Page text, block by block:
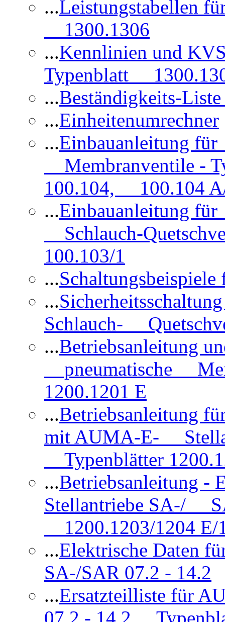
...Leistungstabellen
1300.1306
...Kennlinien und
Typenblatt
...Beständigkeits-
...Einheitenumrechner
...Einbauanleitung
Membranventile -
100.104, 100.104
...Einbauanleitung
Schlauch-
100.103/1
...
...
Schlauch-
...Betriebsanleitung
pneumatische
1200.1201 E
...Betriebsanleitung
mit AUMA-E-
Typenblätter
...Betriebsanleitung
Stellantriebe SA-/
1200.1203/1204 E/
...Elektrische Daten
SA-/SAR 07.2 - 14.2
...Ersatzteilliste für
07.2 - 14.2